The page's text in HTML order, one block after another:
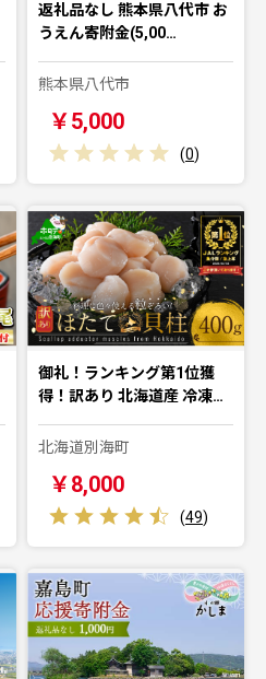
返礼品なし 熊本県八代市 お
うえん寄附金(5,00…
熊本県八代市
￥5,000
(0)
御礼！ランキング第1位獲
得！訳あり 北海道産 冷凍…
北海道別海町
￥8,000
(49)